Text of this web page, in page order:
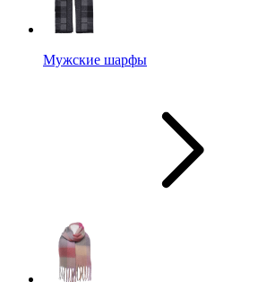
Мужские шарфы